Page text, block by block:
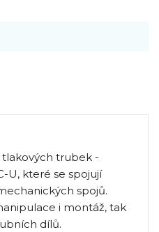
tlakových trubek -
U, které se spojují
spojů.
i montáž, tak
dílů.